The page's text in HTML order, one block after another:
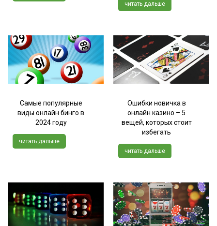
читать дальше
Самые популярные
виды онлайн бинго в
2024 году
читать дальше
Ошибки новичка в
онлайн казино – 5
вещей, которых стоит
избегать
читать дальше